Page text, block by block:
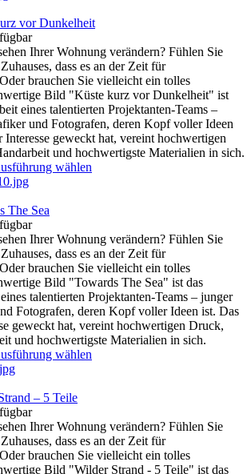
vor Dunkelheit
Ihrer Wohnung verändern? Fühlen Sie
dass es an der Zeit für
brauchen Sie vielleicht ein tolles
Bild "Küste kurz vor Dunkelheit" ist
eines talentierten Projektanten-Teams –
und Fotografen, deren Kopf voller Ideen
geweckt hat, vereint hochwertigen
und hochwertigste Materialien in sich.
wählen
The Sea
Ihrer Wohnung verändern? Fühlen Sie
dass es an der Zeit für
brauchen Sie vielleicht ein tolles
Bild "Towards The Sea" ist das
talentierten Projektanten-Teams – junger
Fotografen, deren Kopf voller Ideen ist. Das
geweckt hat, vereint hochwertigen Druck,
und hochwertigste Materialien in sich.
wählen
– 5 Teile
Ihrer Wohnung verändern? Fühlen Sie
dass es an der Zeit für
brauchen Sie vielleicht ein tolles
Bild "Wilder Strand - 5 Teile" ist das